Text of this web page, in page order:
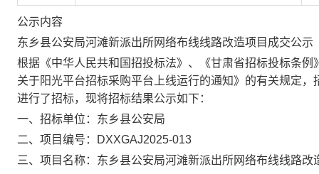
公示内容
东乡县公安局河滩新派出所网络布线线路改造项目成交公示
根据《中华人民共和国招投标法》、《甘肃省招标投标条
关于阳光平台招标采购平台上线运行的通知》的有关规定
进行了招标，现将招标结果公示如下：
一、招标单位：东乡县公安局
二、项目编号：
DXXGAJ2025-013
三、项目名称：东乡县公安局河滩新派出所网络布线线路改